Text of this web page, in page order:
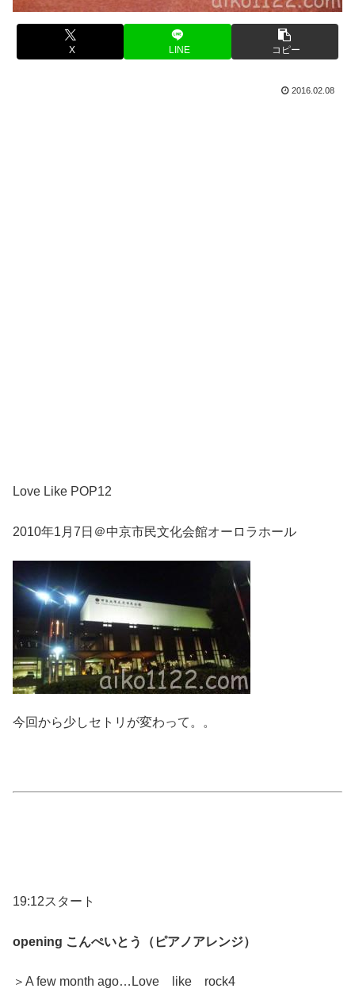
X LINE コピー
2016.02.08
Love Like POP12
2010年1月7日＠中京市民文化会館オーロラホール
今回から少しセトリが変わって。。
19:12スタート
opening こんぺいとう（ピアノアレンジ）
＞A few month ago…Love like rock4